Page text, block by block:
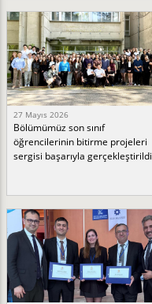
27 Mayıs 2026
Bölümümüz son sınıf
öğrencilerinin bitirme projeleri
sergisi başarıyla gerçekleştirildi